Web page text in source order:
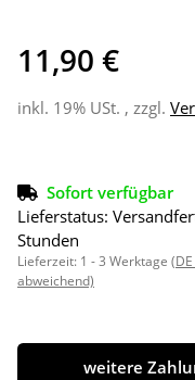
11,90 €
inkl. 19% USt. , zzgl.
Sofort verfügbar
Lieferstatus:
Stunden
Lieferzeit: 1 - 3 Werktage
abweichend)
weitere